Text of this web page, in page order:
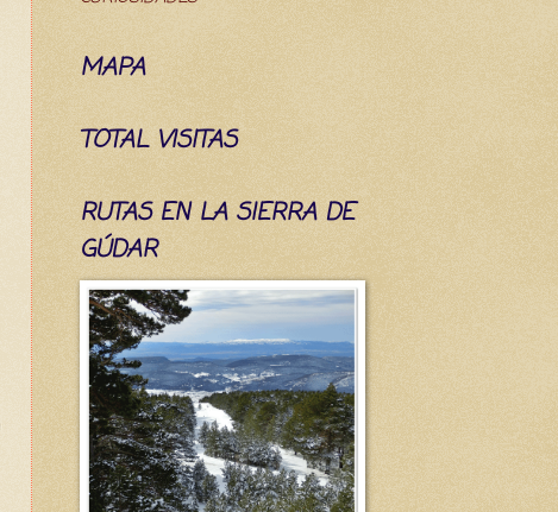
MAPA
TOTAL VISITAS
RUTAS EN LA SIERRA DE
GÚDAR